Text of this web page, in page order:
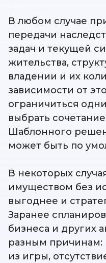
В любом случае
передачи
задач и текущей
жительства,
владении и их
зависимости от
ограничиться
выбрать
Шаблонного
может быть по
В некоторых
имуществом без
выгоднее и
Заранее
бизнеса и других
разным причинам:
из игры,